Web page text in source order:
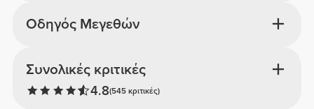
Συνολικές κριτικές
4.8(545 κριτικές)
Οδηγός Μεγεθών